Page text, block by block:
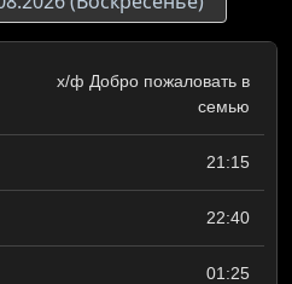
х/ф Добро пожаловать в
семью
21:15
22:40
01:25